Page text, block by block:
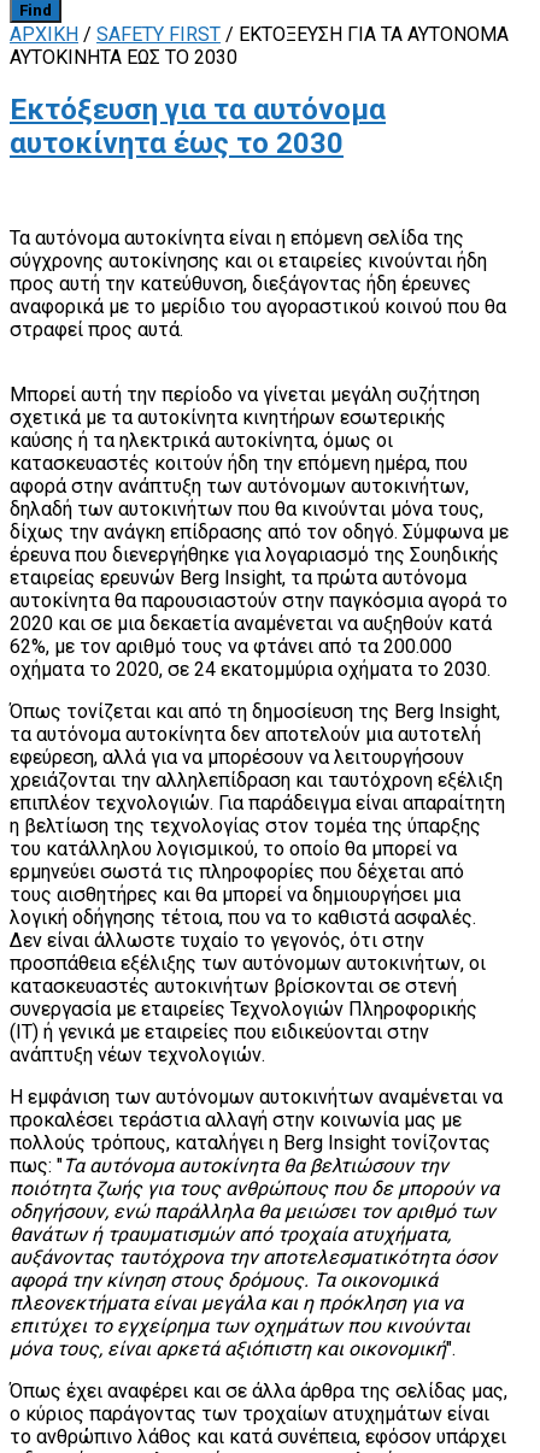
Find
ΑΡΧΙΚΗ / SAFETY FIRST / ΕΚΤΌΞΕΥΣΗ ΓΙΑ ΤΑ ΑΥΤΌΝΟΜΑ
ΑΥΤΟΚΊΝΗΤΑ ΈΩΣ ΤΟ 2030
Εκτόξευση για τα αυτόνομα
αυτοκίνητα έως το 2030
Τα αυτόνομα αυτοκίνητα είναι η επόμενη σελίδα της
σύγχρονης αυτοκίνησης και οι εταιρείες κινούνται ήδη
προς αυτή την κατεύθυνση, διεξάγοντας ήδη έρευνες
αναφορικά με το μερίδιο του αγοραστικού κοινού που θα
στραφεί προς αυτά.
Μπορεί αυτή την περίοδο να γίνεται μεγάλη συζήτηση
σχετικά με τα αυτοκίνητα κινητήρων εσωτερικής
καύσης ή τα ηλεκτρικά αυτοκίνητα, όμως οι
κατασκευαστές κοιτούν ήδη την επόμενη ημέρα, που
αφορά στην ανάπτυξη των αυτόνομων αυτοκινήτων,
δηλαδή των αυτοκινήτων που θα κινούνται μόνα τους,
δίχως την ανάγκη επίδρασης από τον οδηγό. Σύμφωνα με
έρευνα που διενεργήθηκε για λογαριασμό της Σουηδικής
εταιρείας ερευνών Berg Insight, τα πρώτα αυτόνομα
αυτοκίνητα θα παρουσιαστούν στην παγκόσμια αγορά το
2020 και σε μια δεκαετία αναμένεται να αυξηθούν κατά
62%, με τον αριθμό τους να φτάνει από τα 200.000
οχήματα το 2020, σε 24 εκατομμύρια οχήματα το 2030.
Όπως τονίζεται και από τη δημοσίευση της Berg Insight,
τα αυτόνομα αυτοκίνητα δεν αποτελούν μια αυτοτελή
εφεύρεση, αλλά για να μπορέσουν να λειτουργήσουν
χρειάζονται την αλληλεπίδραση και ταυτόχρονη εξέλιξη
επιπλέον τεχνολογιών. Για παράδειγμα είναι απαραίτητη
η βελτίωση της τεχνολογίας στον τομέα της ύπαρξης
του κατάλληλου λογισμικού, το οποίο θα μπορεί να
ερμηνεύει σωστά τις πληροφορίες που δέχεται από
τους αισθητήρες και θα μπορεί να δημιουργήσει μια
λογική οδήγησης τέτοια, που να το καθιστά ασφαλές.
Δεν είναι άλλωστε τυχαίο το γεγονός, ότι στην
προσπάθεια εξέλιξης των αυτόνομων αυτοκινήτων, οι
κατασκευαστές αυτοκινήτων βρίσκονται σε στενή
συνεργασία με εταιρείες Τεχνολογιών Πληροφορικής
(IT) ή γενικά με εταιρείες που ειδικεύονται στην
ανάπτυξη νέων τεχνολογιών.
Η εμφάνιση των αυτόνομων αυτοκινήτων αναμένεται να
προκαλέσει τεράστια αλλαγή στην κοινωνία μας με
πολλούς τρόπους, καταλήγει η Berg Insight τονίζοντας
πως: "Τα αυτόνομα αυτοκίνητα θα βελτιώσουν την
ποιότητα ζωής για τους ανθρώπους που δε μπορούν να
οδηγήσουν, ενώ παράλληλα θα μειώσει τον αριθμό των
θανάτων ή τραυματισμών από τροχαία ατυχήματα,
αυξάνοντας ταυτόχρονα την αποτελεσματικότητα όσον
αφορά την κίνηση στους δρόμους. Τα οικονομικά
πλεονεκτήματα είναι μεγάλα και η πρόκληση για να
επιτύχει το εγχείρημα των οχημάτων που κινούνται
μόνα τους, είναι αρκετά αξιόπιστη και οικονομική".
Όπως έχει αναφέρει και σε άλλα άρθρα της σελίδας μας,
ο κύριος παράγοντας των τροχαίων ατυχημάτων είναι
το ανθρώπινο λάθος και κατά συνέπεια, εφόσον υπάρχει